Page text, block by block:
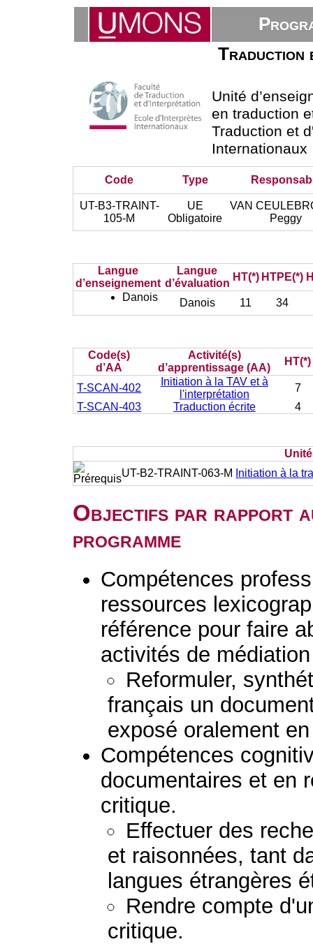
Traduction
Unité
en traduction
Traduction et
Internationaux
Code Type
UT-B3-TRAINT-
105-M
UE
Obligatoire
VAN
Peggy
Langue
d’enseignement
Langue
d’évaluation
HT(*) HTPE(*)
Danois
Danois 11 34
Code(s)
d’AA
Activité(s)
d’apprentissage (AA)
HT(*)
T-SCAN-402
Initiation à la TAV et à
l'interprétation
7
T-SCAN-403
Traduction écrite 4
UT-B2-TRAINT-063-M
Initiation à la
Objectifs par rapport
programme
Compétences
ressources
référence pour faire
activités de
Reformuler,
français un
exposé oralement
Compétences
documentaires et en
critique.
Effectuer des
et raisonnées, tant
langues étrangères
Rendre compte
critique.